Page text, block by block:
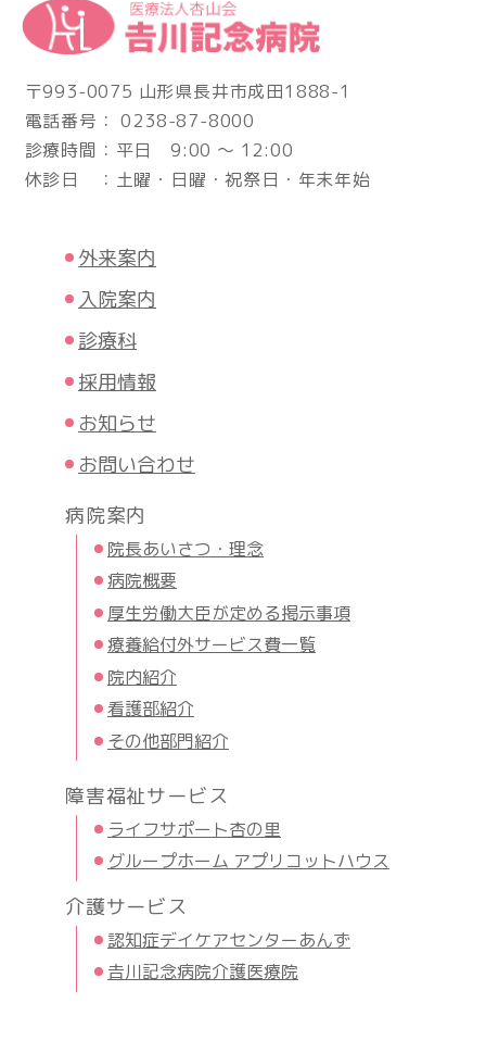
〒993-0075 山形県長井市成田1888-1
電話番号： 0238-87-8000
診療時間：平日 9:00 ～ 12:00
休診日 ：土曜・日曜・祝祭日・年末年始
外来案内
入院案内
診療科
採用情報
お知らせ
お問い合わせ
病院案内
院長あいさつ・理念
病院概要
厚生労働大臣が定める掲示事項
療養給付外サービス費一覧
院内紹介
看護部紹介
その他部門紹介
障害福祉サービス
ライフサポート杏の里
グループホーム アプリコットハウス
介護サービス
認知症デイケアセンターあんず
𠮷川記念病院介護医療院